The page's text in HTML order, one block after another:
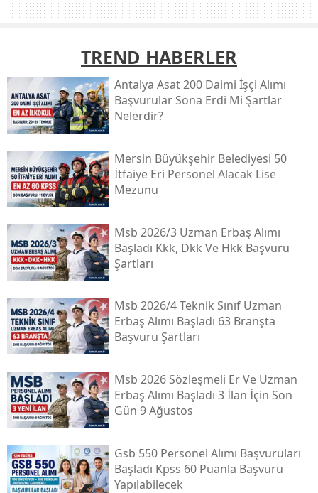
TREND HABERLER
Antalya Asat 200 Daimi İşçi Alımı
Başvurular Sona Erdi Mi Şartlar
Nelerdir?
Mersin Büyükşehir Belediyesi 50
İtfaiye Eri Personel Alacak Lise
Mezunu
Msb 2026/3 Uzman Erbaş Alımı
Başladı Kkk, Dkk Ve Hkk Başvuru
Şartları
Msb 2026/4 Teknik Sınıf Uzman
Erbaş Alımı Başladı 63 Branşta
Başvuru Şartları
Msb 2026 Sözleşmeli Er Ve Uzman
Erbaş Alımı Başladı 3 İlan İçin Son
Gün 9 Ağustos
Gsb 550 Personel Alımı Başvuruları
Başladı Kpss 60 Puanla Başvuru
Yapılabilecek